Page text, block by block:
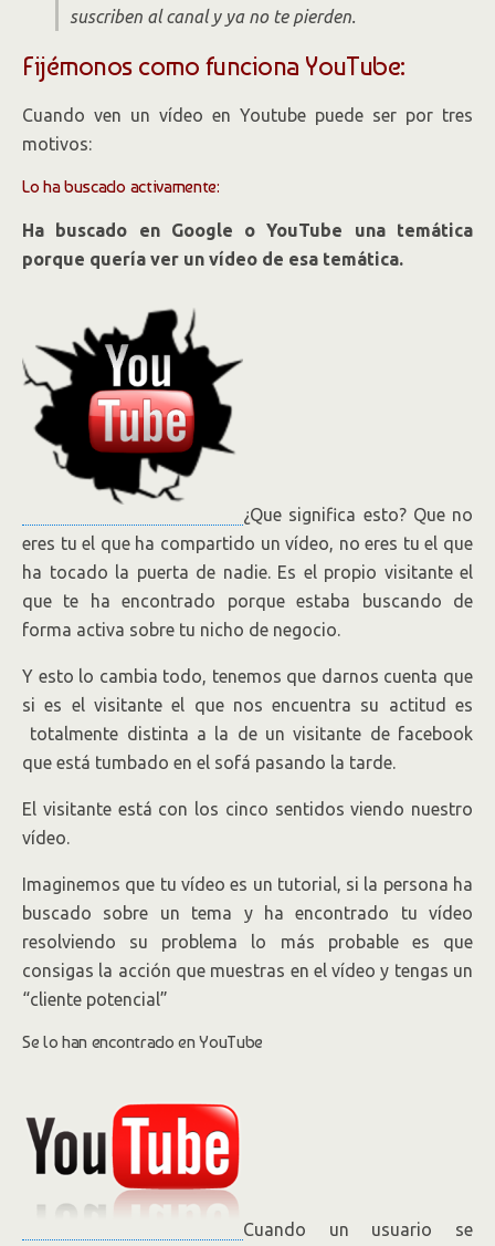
suscriben al canal y ya no te pierden.
Fijémonos como funciona YouTube:
Cuando ven un vídeo en Youtube puede ser por tres
motivos:
Lo ha buscado activamente:
Ha buscado en Google o YouTube una temática
porque quería ver un vídeo de esa temática.
¿Que significa esto? Que no
eres tu el que ha compartido un vídeo, no eres tu el que
ha tocado la puerta de nadie. Es el propio visitante el
que te ha encontrado porque estaba buscando de
forma activa sobre tu nicho de negocio.
Y esto lo cambia todo, tenemos que darnos cuenta que
si es el visitante el que nos encuentra su actitud es
totalmente distinta a la de un visitante de facebook
que está tumbado en el sofá pasando la tarde.
El visitante está con los cinco sentidos viendo nuestro
vídeo.
Imaginemos que tu vídeo es un tutorial, si la persona ha
buscado sobre un tema y ha encontrado tu vídeo
resolviendo su problema lo más probable es que
consigas la acción que muestras en el vídeo y tengas un
“cliente potencial”
Se lo han encontrado en YouTube
Cuando un usuario se